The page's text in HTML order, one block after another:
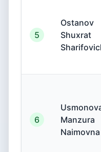
5
Ostanov
Shuxrat
6
Manzura
Naimovna